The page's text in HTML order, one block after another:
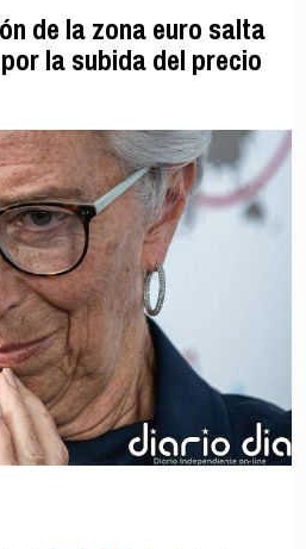
de la zona euro salta
la subida del precio